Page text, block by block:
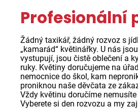
Profesionální
Žádný taxikář, žádný rozvoz s
„kamarád“ květinářky. U nás
vystupují, jsou čistě oblečení a
ruky. Květiny doručujeme na
nemocnice do škol, kam
proniknou naše děvčata ze
Vždy květinu doručíme
Vyberete si den rozvozu a my